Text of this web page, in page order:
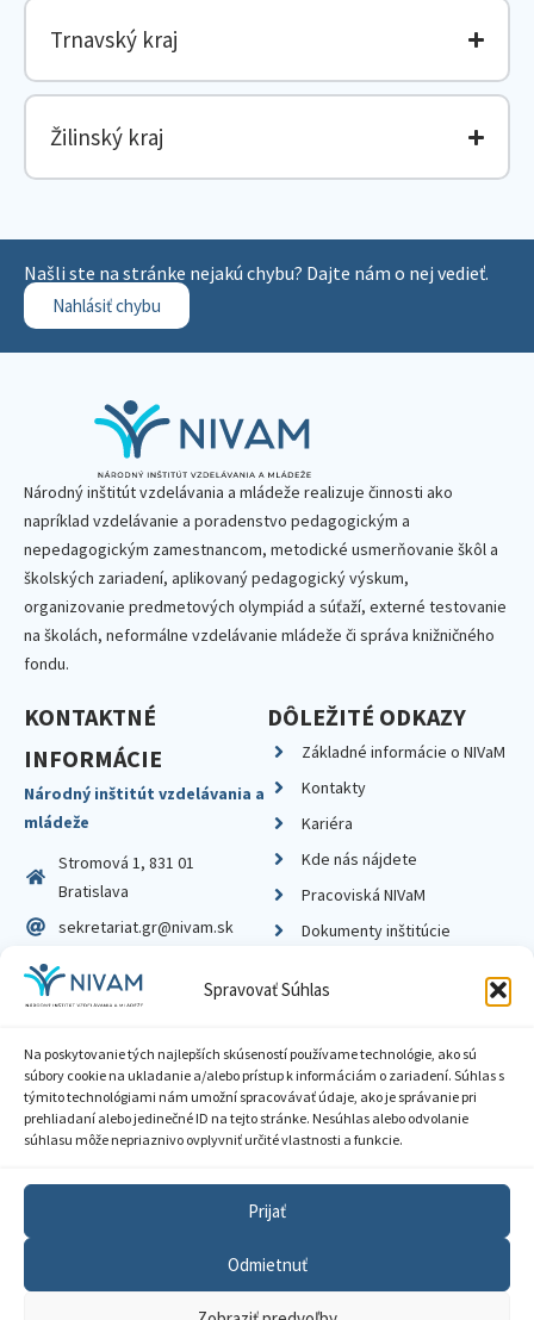
Spravovať Súhlas
Na poskytovanie tých najlepších skúseností používame technológie, ako sú
súbory cookie na ukladanie a/alebo prístup k informáciám o zariadení. Súhlas s
týmito technológiami nám umožní spracovávať údaje, ako je správanie pri
prehliadaní alebo jedinečné ID na tejto stránke. Nesúhlas alebo odvolanie
súhlasu môže nepriaznivo ovplyvniť určité vlastnosti a funkcie.
Prijať
Odmietnuť
Trnavský kraj
Žilinský kraj
Našli ste na stránke nejakú chybu? Dajte nám o nej vedieť.
Nahlásiť chybu
Národný inštitút vzdelávania a mládeže realizuje činnosti ako
napríklad vzdelávanie a poradenstvo pedagogickým a
nepedagogickým zamestnancom, metodické usmerňovanie škôl a
školských zariadení, aplikovaný pedagogický výskum,
organizovanie predmetových olympiád a súťaží, externé testovanie
na školách, neformálne vzdelávanie mládeže či správa knižničného
fondu.
KONTAKTNÉ
INFORMÁCIE
Národný inštitút vzdelávania a
mládeže
Stromová 1, 831 01
Bratislava
sekretariat.gr@nivam.sk
IČO: 00164348
DIČ: 2020798714
DÔLEŽITÉ ODKAZY
Základné informácie o NIVaM
Kontakty
Kariéra
Kde nás nájdete
Pracoviská NIVaM
Dokumenty inštitúcie
Zásady ochrany súkromia
Sprístupnenie informácií
Nastavenia cookies